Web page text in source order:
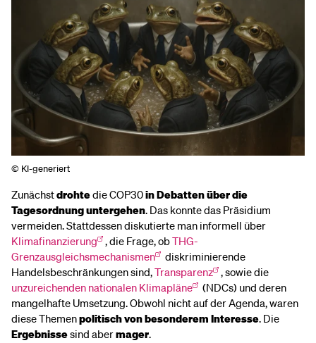
© KI-generiert
Zunächstdrohtedie COP30in Debatten über die
Tagesordnung untergehen. Das konnte das Präsidium
vermeiden. Stattdessen diskutierte man informell über
Klimafinanzierung , die Frage, obTHG-
Grenzausgleichsmechanismen
diskriminierende
Handelsbeschränkungen sind,Transparenz , sowie die
unzureichenden nationalen Klimapläne
(NDCs) und deren
mangelhafte Umsetzung. Obwohl nicht auf der Agenda, waren
diese Themenpolitisch von besonderem Interesse. Die
Ergebnissesind abermager.